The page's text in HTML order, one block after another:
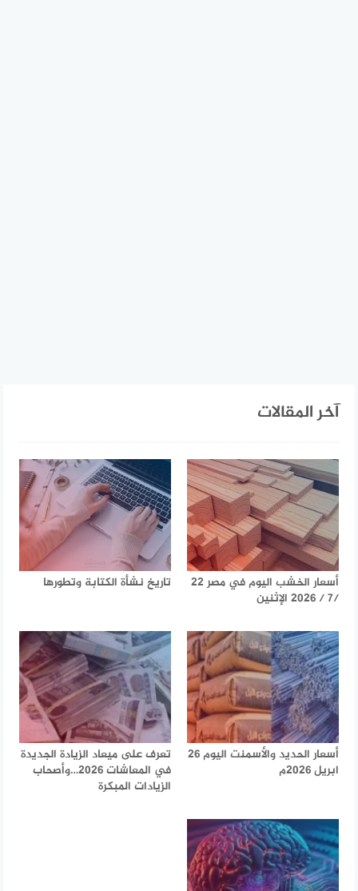
آخر المقالات
أسعار الخشب اليوم في مصر 22
/7 / 2026 الإثنين
تاريخ نشأة الكتابة وتطورها
أسعار الحديد والأسمنت اليوم 26
ابريل 2026م
تعرف على ميعاد الزيادة الجديدة
في المعاشات 2026…وأصحاب
الزيادات المبكرة